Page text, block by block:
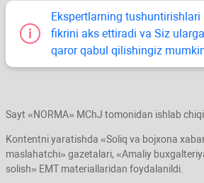
Ekspertlarning
fikrini aks ettiradi va Siz
qaror qabul qilishingiz
Sayt «NORMA» MChJ tomonidan ishlab
Kontentni yaratishda «Soliq va bojхona
maslahatchi» gazetalari, «Amaliy
solish» EMT materiallaridan foydalanildi.